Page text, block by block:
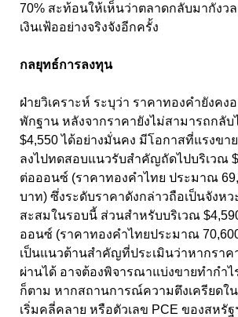
70% สะท้อนให้เห็นว่าตลาดกลับมากังว
เงินเฟ้ออย่างจริงจังอีกครั้ง
กลยุทธ์การลงทุน
ฝ่ายวิเคราะห์ ระบุว่า ราคาทองคำยังคง
พักฐาน หลังจากราคายังไม่สามารถกลับ
$4,550 ได้อย่างมั่นคง มีโอกาสที่แรงขา
ลงไปทดสอบแนวรับสำคัญถัดไปบริเวณ
ต่อออนซ์ (ราคาทองคำไทย ประมาณ
บาท) ซึ่งระดับราคาดังกล่าวถือเป็นจังห
สะสมในรอบนี้ ส่วนสำหรับบริเวณ
ออนซ์ (ราคาทองคำไทยประมาณ
เป็นแนวต้านสำคัญที่ประเมินว่าหากราค
ผ่านได้ อาจต้องพิจารณาแบ่งขายทำกำไ
ก็ตาม หากสถานการณ์ความตึงเครียดใ
เริ่มคลี่คลาย หรือตัวเลข PCE ของสหรั